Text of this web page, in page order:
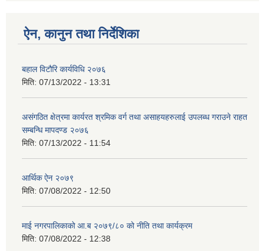
ऐन, कानुन तथा निर्देशिका
बहाल विटौरि कार्यविधि २०७६
मिति: 07/13/2022 - 13:31
असंगठित क्षेत्रमा कार्यरत श्रमिक वर्ग तथा असाहयहरुलाई उपलब्ध गराउने राहत
सम्बन्धि मापदण्ड २०७६
मिति: 07/13/2022 - 11:54
आर्थिक ऐन २०७९
मिति: 07/08/2022 - 12:50
माई नगरपालिकाको आ.ब २०७९/८० को नीति तथा कार्यक्रम
मिति: 07/08/2022 - 12:38